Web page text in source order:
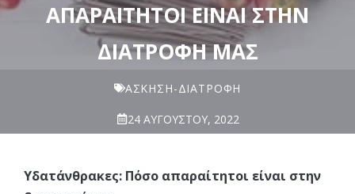
ΑΠΑΡΑΊΤΗΤΟΙ ΕΊΝΑΙ ΣΤΗΝ
ΔΙΑΤΡΟΦΉ ΜΑΣ
ΆΣΚΗΣΗ-ΔΙΑΤΡΟΦΉ
24 ΑΥΓΟΎΣΤΟΥ, 2022
Υδατάνθρακες: Πόσο απαραίτητοι είναι στην